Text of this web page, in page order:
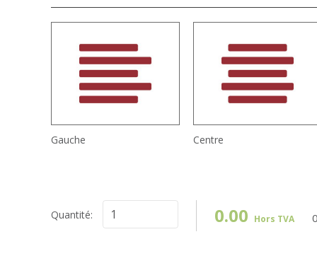
Gauche Centre
Quantité: 0.00 Hors TVA